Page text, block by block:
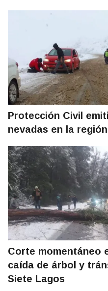
Protección Civil
nevadas en la región
Corte momentáneo
caída de árbol y
Siete Lagos